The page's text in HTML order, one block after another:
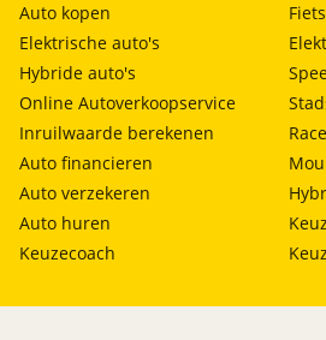
Auto kopen
Elektrische auto's
Hybride auto's
Online Autoverkoopservice
Inruilwaarde berekenen
Auto financieren
Auto verzekeren
Auto huren
Keuzecoach